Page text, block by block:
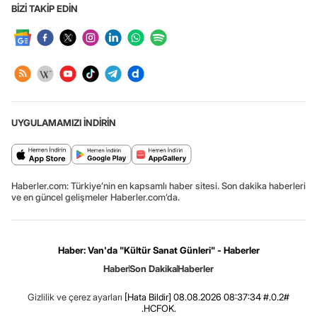
BİZİ TAKİP EDİN
UYGULAMAMIZI İNDİRİN
Haberler.com: Türkiye’nin en kapsamlı haber sitesi. Son dakika haberleri
ve en güncel gelişmeler Haberler.com’da.
Haber: Van'da "Kültür Sanat Günleri" - Haberler
HaberSon DakikaHaberler
Gizlilik ve çerez ayarları [Hata Bildir] 08.08.2026 08:37:34 #.0.2#
.HCFOK.